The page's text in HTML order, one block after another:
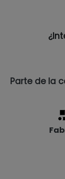
Parte de la